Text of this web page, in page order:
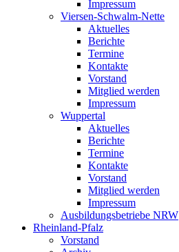
Impressum
Viersen-Schwalm-Nette
Aktuelles
Berichte
Termine
Kontakte
Vorstand
Mitglied werden
Impressum
Wuppertal
Aktuelles
Berichte
Termine
Kontakte
Vorstand
Mitglied werden
Impressum
Ausbildungsbetriebe NRW
Rheinland-Pfalz
Vorstand